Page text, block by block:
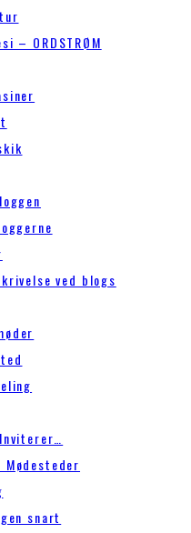
– ORDSTRØM
ved blogs
Mødesteder
snart